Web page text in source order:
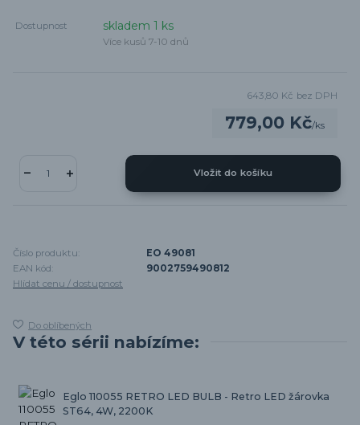
Dostupnost skladem 1 ks
Více kusů 7-10 dnů
779,00 Kč/ks
643,80 Kč bez DPH
Vložit do košíku
Číslo produktu:
EO 49081
EAN kód:
9002759490812
Hlídat cenu / dostupnost
Do oblíbených
V této sérii nabízíme:
Eglo 110055 RETRO LED BULB - Retro LED žárovka
ST64, 4W, 2200K